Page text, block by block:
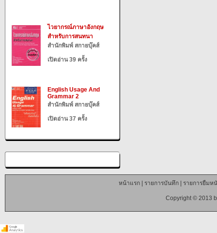
ไวยากรณ์ภาษาอังกฤษ
สำหรับการสนทนา
สำนักพิมพ์ สกายบุ๊คส์
เปิดอ่าน 39 ครั้ง
English Usage And
Grammar 2
สำนักพิมพ์ สกายบุ๊คส์
เปิดอ่าน 37 ครั้ง
หน้าแรก| รายการบันทึก| รายการยืมห
Copyright © 2013